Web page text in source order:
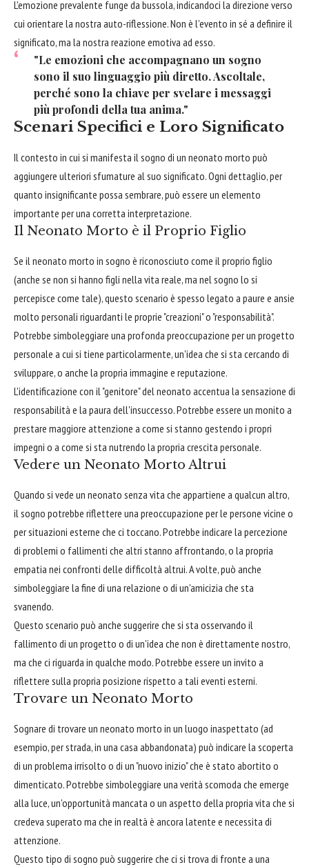
L'emozione prevalente funge da bussola, indicandoci la direzione verso
cui orientare la nostra auto-riflessione. Non è l'evento in sé a definire il
significato, ma la nostra reazione emotiva ad esso.
"Le emozioni che accompagnano un sogno
sono il suo linguaggio più diretto. Ascoltale,
perché sono la chiave per svelare i messaggi
più profondi della tua anima."
Scenari Specifici e Loro Significato
Il contesto in cui si manifesta il sogno di un neonato morto può
aggiungere ulteriori sfumature al suo significato. Ogni dettaglio, per
quanto insignificante possa sembrare, può essere un elemento
importante per una corretta interpretazione.
Il Neonato Morto è il Proprio Figlio
Se il neonato morto in sogno è riconosciuto come il proprio figlio
(anche se non si hanno figli nella vita reale, ma nel sogno lo si
percepisce come tale), questo scenario è spesso legato a paure e ansie
molto personali riguardanti le proprie "creazioni" o "responsabilità".
Potrebbe simboleggiare una profonda preoccupazione per un progetto
personale a cui si tiene particolarmente, un'idea che si sta cercando di
sviluppare, o anche la propria immagine e reputazione.
L'identificazione con il "genitore" del neonato accentua la sensazione di
responsabilità e la paura dell'insuccesso. Potrebbe essere un monito a
prestare maggiore attenzione a come si stanno gestendo i propri
impegni o a come si sta nutrendo la propria crescita personale.
Vedere un Neonato Morto Altrui
Quando si vede un neonato senza vita che appartiene a qualcun altro,
il sogno potrebbe riflettere una preoccupazione per le persone vicine o
per situazioni esterne che ci toccano. Potrebbe indicare la percezione
di problemi o fallimenti che altri stanno affrontando, o la propria
empatia nei confronti delle difficoltà altrui. A volte, può anche
simboleggiare la fine di una relazione o di un'amicizia che sta
svanendo.
Questo scenario può anche suggerire che si sta osservando il
fallimento di un progetto o di un'idea che non è direttamente nostro,
ma che ci riguarda in qualche modo. Potrebbe essere un invito a
riflettere sulla propria posizione rispetto a tali eventi esterni.
Trovare un Neonato Morto
Sognare di trovare un neonato morto in un luogo inaspettato (ad
esempio, per strada, in una casa abbandonata) può indicare la scoperta
di un problema irrisolto o di un "nuovo inizio" che è stato abortito o
dimenticato. Potrebbe simboleggiare una verità scomoda che emerge
alla luce, un'opportunità mancata o un aspetto della propria vita che si
credeva superato ma che in realtà è ancora latente e necessita di
attenzione.
Questo tipo di sogno può suggerire che ci si trova di fronte a una